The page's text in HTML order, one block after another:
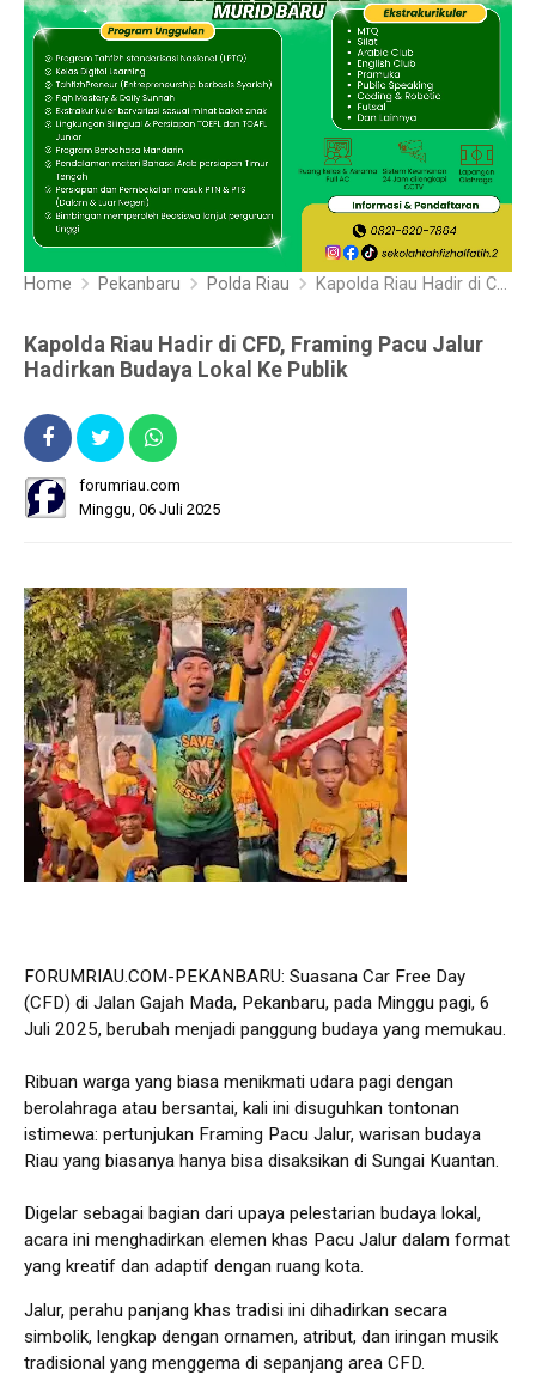
Home Pekanbaru Polda Riau Kapolda Riau Hadir di CFD, Framing Pacu Jalur Hadirkan Budaya Lokal Ke Publik
Kapolda Riau Hadir di CFD, Framing Pacu Jalur
Hadirkan Budaya Lokal Ke Publik
forumriau.com
Minggu, 06 Juli 2025
FORUMRIAU.COM-PEKANBARU: Suasana Car Free Day
(CFD) di Jalan Gajah Mada, Pekanbaru, pada Minggu pagi, 6
Juli 2025, berubah menjadi panggung budaya yang memukau.
Ribuan warga yang biasa menikmati udara pagi dengan
berolahraga atau bersantai, kali ini disuguhkan tontonan
istimewa: pertunjukan Framing Pacu Jalur, warisan budaya
Riau yang biasanya hanya bisa disaksikan di Sungai Kuantan.
Digelar sebagai bagian dari upaya pelestarian budaya lokal,
acara ini menghadirkan elemen khas Pacu Jalur dalam format
yang kreatif dan adaptif dengan ruang kota.
Jalur, perahu panjang khas tradisi ini dihadirkan secara
simbolik, lengkap dengan ornamen, atribut, dan iringan musik
tradisional yang menggema di sepanjang area CFD.